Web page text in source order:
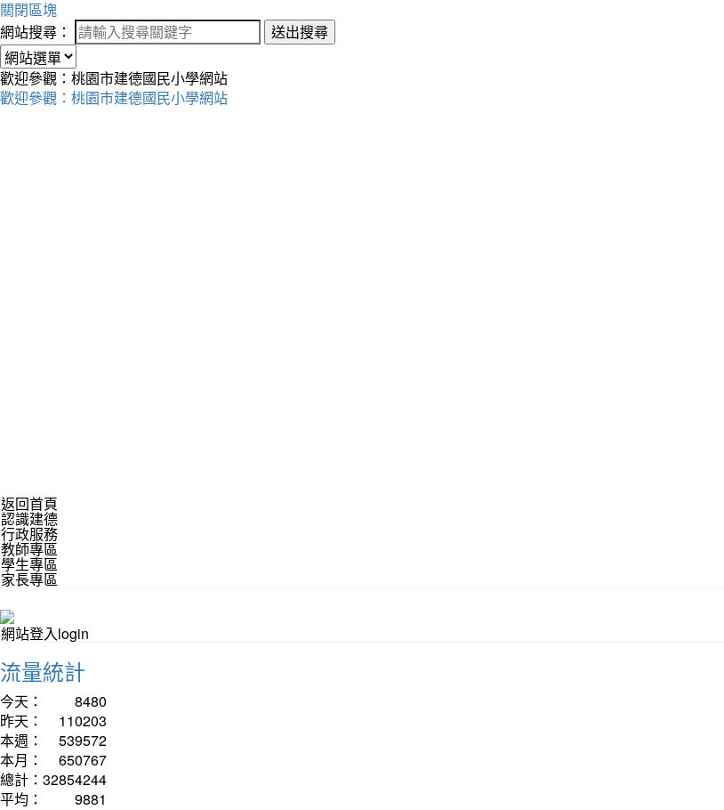
關閉區塊
網站搜尋：
送出搜尋
歡迎參觀：桃園市建德國民小學網站
歡迎參觀：桃園市建德國民小學網站
返回首頁
認識建德
行政服務
教師專區
學生專區
家長專區
網站登入login
流量統計
今天：
8480
昨天：
110203
本週：
539572
本月：
650767
總計： 32854244
平均：
9881